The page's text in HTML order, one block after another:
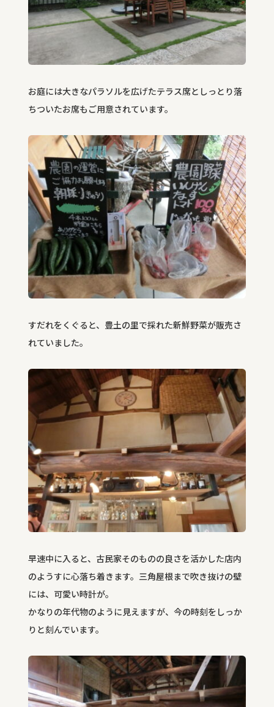
お庭には大きなパラソルを広げたテラス席としっとり落
ちついたお席もご用意されています。
すだれをくぐると、豊土の里で採れた新鮮野菜が販売さ
れていました。
早速中に入ると、古民家そのものの良さを活かした店内
のようすに心落ち着きます。三角屋根まで吹き抜けの壁
には、可愛い時計が。
かなりの年代物のように見えますが、今の時刻をしっか
りと刻んでいます。